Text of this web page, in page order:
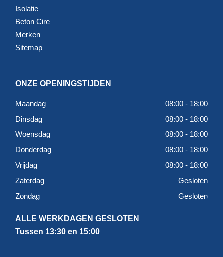
Isolatie
Beton Cire
Merken
Sitemap
ONZE OPENINGSTIJDEN
Maandag
08:00 - 18:00
Dinsdag
08:00 - 18:00
Woensdag
08:00 - 18:00
Donderdag
08:00 - 18:00
Vrijdag
08:00 - 18:00
Zaterdag
Gesloten
Zondag
Gesloten
ALLE WERKDAGEN GESLOTEN
Tussen 13:30 en 15:00